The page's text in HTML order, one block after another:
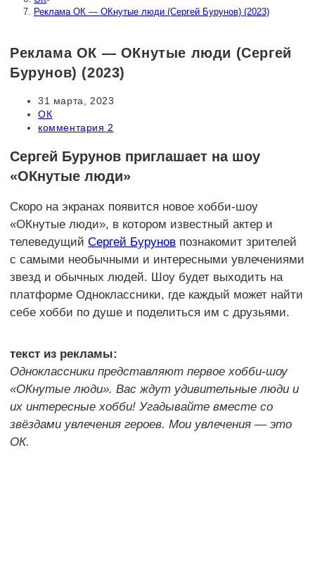
Реклама ОК — ОКнутые люди (Сергей Бурунов) (2023)
Реклама ОК — ОКнутые люди (Сергей
Бурунов) (2023)
Запись
опубликована:
31 марта, 2023
Рубрика
записи:
ОК
Комментарии
записи:
комментария 2
Сергей Бурунов приглашает на шоу
«ОКнутые люди»
Скоро на экранах появится новое хобби-шоу
«ОКнутые люди», в котором известный актер и
телеведущий Сергей Бурунов познакомит зрителей
с самыми необычными и интересными увлечениями
звезд и обычных людей. Шоу будет выходить на
платформе Одноклассники, где каждый может найти
себе хобби по душе и поделиться им с друзьями.
текст из рекламы:
Одноклассники представляют первое хобби-шоу
«ОКнутые люди». Вас ждут удивительные люди и
их интересные хобби! Угадывайте вместе со
звёздами увлечения героев. Мои увлечения — это
ОК.